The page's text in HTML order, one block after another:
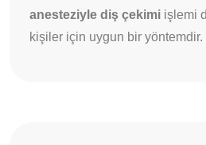
anesteziyle diş çekimi işlemi
kişiler için uygun bir yöntemdir.